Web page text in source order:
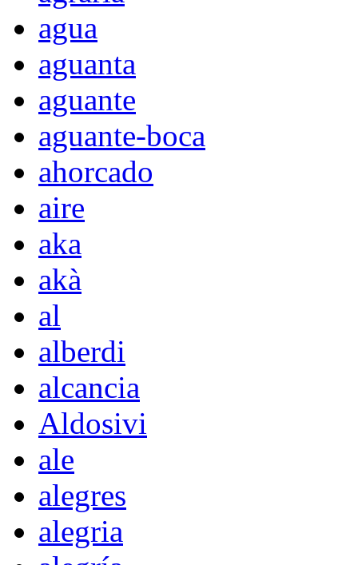
agua
aguanta
aguante
aguante-boca
ahorcado
aire
aka
akà
al
alberdi
alcancia
Aldosivi
ale
alegres
alegria